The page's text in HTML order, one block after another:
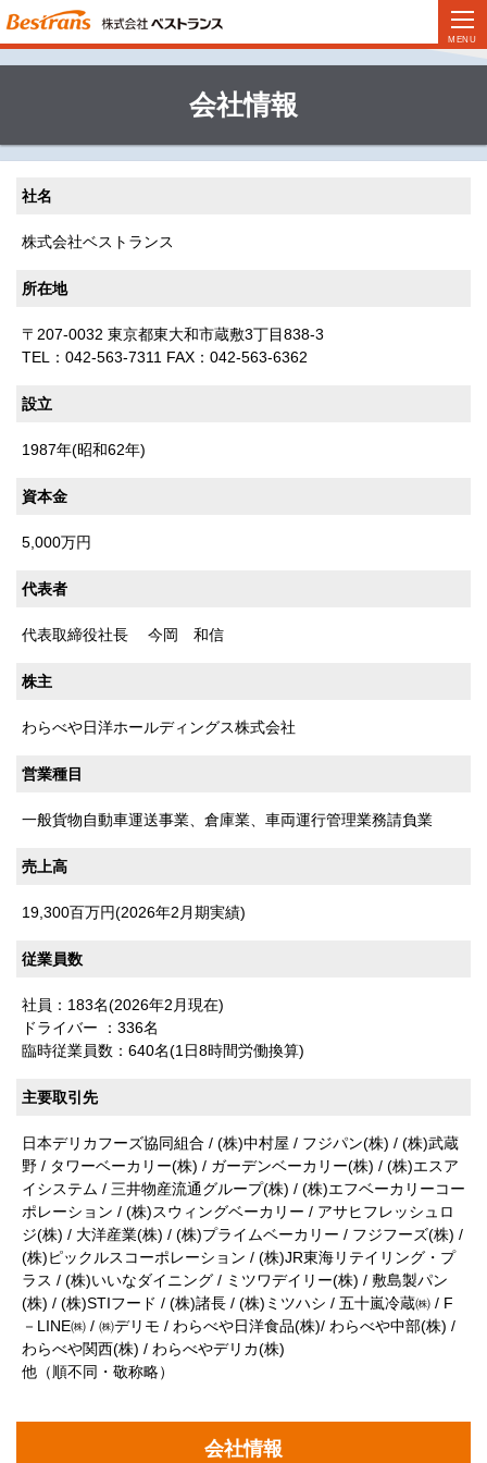
会社情報
社名
株式会社ベストランス
所在地
〒207-0032 東京都東大和市蔵敷3丁目838-3
TEL：042-563-7311 FAX：042-563-6362
設立
1987年(昭和62年)
資本金
5,000万円
代表者
代表取締役社長 今岡 和信
株主
わらべや日洋ホールディングス株式会社
営業種目
一般貨物自動車運送事業、倉庫業、車両運行管理業務請負業
売上高
19,300百万円(2026年2月期実績)
従業員数
社員：183名(2026年2月現在)
ドライバー ：336名
臨時従業員数：640名(1日8時間労働換算)
主要取引先
日本デリカフーズ協同組合 / (株)中村屋 / フジパン(株) / (株)武蔵
野 / タワーベーカリー(株) / ガーデンベーカリー(株) / (株)エスア
イシステム / 三井物産流通グループ(株) / (株)エフベーカリーコー
ポレーション / (株)スウィングベーカリー / アサヒフレッシュロ
ジ(株) / 大洋産業(株) / (株)プライムベーカリー / フジフーズ(株) /
(株)ピックルスコーポレーション / (株)JR東海リテイリング・プ
ラス / (株)いいなダイニング / ミツワデイリー(株) / 敷島製パン
(株) / (株)STIフード / (株)諸長 / (株)ミツハシ / 五十嵐冷蔵㈱ / F
－LINE㈱ / ㈱デリモ / わらべや日洋食品(株)/ わらべや中部(株) /
わらべや関西(株) / わらべやデリカ(株)
他（順不同・敬称略）
会社情報